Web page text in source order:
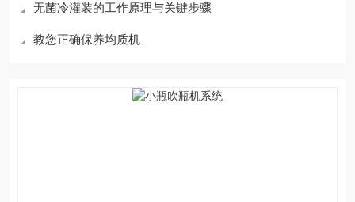
无菌冷灌装的工作原理与关键步骤
教您正确保养均质机